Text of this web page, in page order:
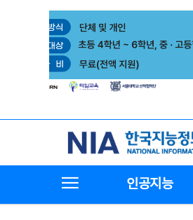
한국지능정보사회진흥원
인공지능
한국지능정보사회진흥원 주요사업